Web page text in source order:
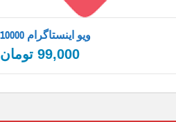
10000 ویو اینستاگرام
99,000 تومان